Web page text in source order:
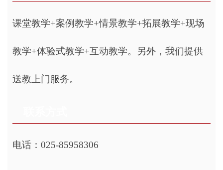
课堂教学+案例教学+情景教学+拓展教学+现场
教学+体验式教学+互动教学。另外，我们提供
送教上门服务。
电话：025-85958306